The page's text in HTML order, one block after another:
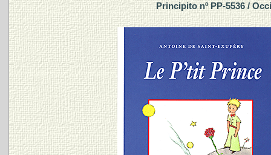
Principito nº PP-5536 /